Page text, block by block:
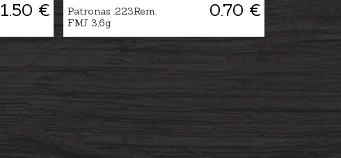
1.50 € 0.70 €
Patronas .223Rem.
FMJ 3,6g